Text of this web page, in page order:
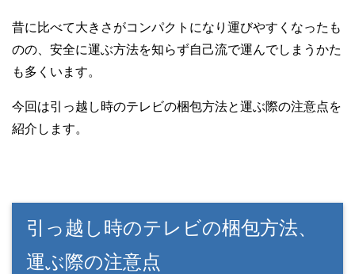
昔に比べて大きさがコンパクトになり運びやすくなったも
のの、安全に運ぶ方法を知らず自己流で運んでしまうかた
も多くいます。
今回は引っ越し時のテレビの梱包方法と運ぶ際の注意点を
紹介します。
引っ越し時のテレビの梱包方法、
運ぶ際の注意点